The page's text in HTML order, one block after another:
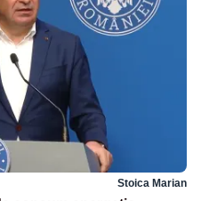
Stoica Marian